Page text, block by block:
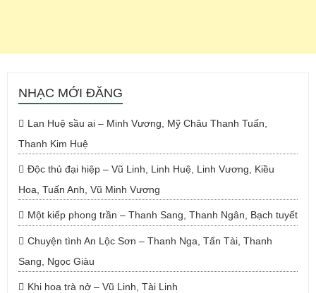
NHẠC MỚI ĐĂNG
Lan Huệ sầu ai – Minh Vương, Mỹ Châu Thanh Tuấn,
Thanh Kim Huệ
Độc thủ đại hiệp – Vũ Linh, Linh Huệ, Linh Vương, Kiều
Hoa, Tuấn Anh, Vũ Minh Vương
Một kiếp phong trần – Thanh Sang, Thanh Ngân, Bạch tuyết
Chuyện tình An Lộc Sơn – Thanh Nga, Tấn Tài, Thanh
Sang, Ngọc Giàu
Khi hoa trà nở – Vũ Linh, Tài Linh